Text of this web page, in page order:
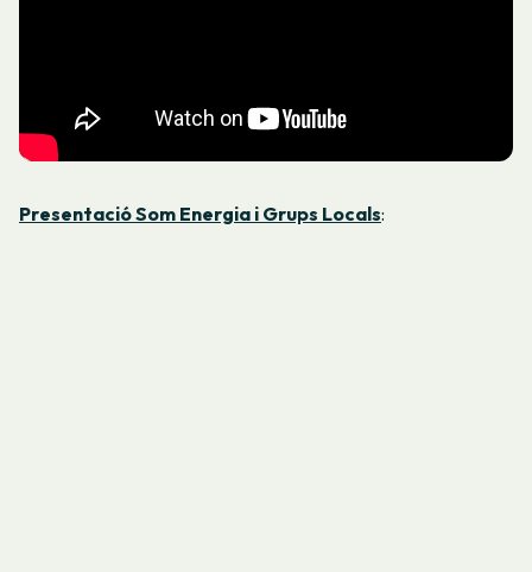
Presentació Som Energia i Grups Locals: